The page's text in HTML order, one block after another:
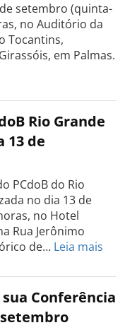
setembro (quinta-
no Auditório da
Tocantins,
em Palmas.
Rio Grande
13 de
PCdoB do Rio
no dia 13 de
no Hotel
Rua Jerônimo
de… Leia mais
do
PCdoB
Conferência